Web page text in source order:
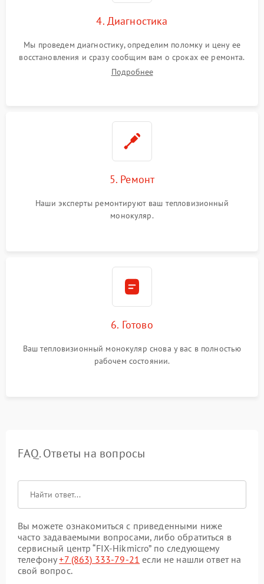
4. Диагностика
Мы проведем диагностику, определим поломку и цену ее
восстановления и сразу сообщим вам о сроках ее ремонта.
Подробнее
5. Ремонт
Наши эксперты ремонтируют ваш тепловизионный
монокуляр.
6. Готово
Ваш тепловизионный монокуляр снова у вас в полностью
рабочем состоянии.
FAQ. Ответы на вопросы
Вы можете ознакомиться с приведенными ниже
часто задаваемыми вопросами, либо обратиться в
сервисный центр “FIX-Hikmicro” по следующему
телефону+7 (863) 333-79-21 если не нашли ответ на
свой вопрос.